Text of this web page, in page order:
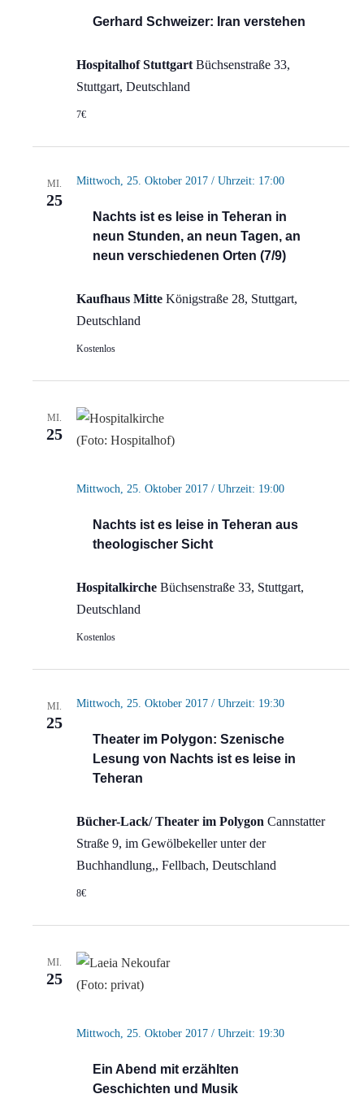
Gerhard Schweizer: Iran verstehen
Hospitalhof Stuttgart Büchsenstraße 33,
Stuttgart, Deutschland
7€
MI.
25
Nachts ist es leise in Teheran in
neun Stunden, an neun Tagen, an
neun verschiedenen Orten (7/9)
Mittwoch, 25. Oktober 2017 / Uhrzeit: 17:00
Kaufhaus Mitte Königstraße 28, Stuttgart,
Deutschland
Kostenlos
MI.
25
Nachts ist es leise in Teheran aus
theologischer Sicht
Mittwoch, 25. Oktober 2017 / Uhrzeit: 19:00
Hospitalkirche Büchsenstraße 33, Stuttgart,
Deutschland
Kostenlos
MI.
25
Theater im Polygon: Szenische
Lesung von Nachts ist es leise in
Teheran
Mittwoch, 25. Oktober 2017 / Uhrzeit: 19:30
Bücher-Lack/ Theater im Polygon Cannstatter
Straße 9, im Gewölbekeller unter der
Buchhandlung,, Fellbach, Deutschland
8€
MI.
25
Ein Abend mit erzählten
Geschichten und Musik
Mittwoch, 25. Oktober 2017 / Uhrzeit: 19:30